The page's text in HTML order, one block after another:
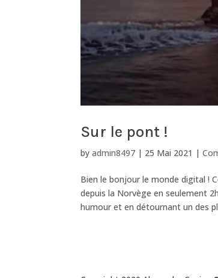
Sur le pont !
byadmin8497 | 25 Mai 2021 |
Bien le bonjour le monde digital !
depuis la Norvège en seulement
humour et en détournant un des